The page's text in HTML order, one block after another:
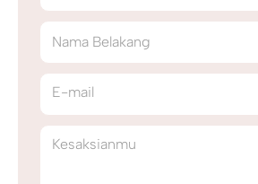
Nama Belakang
E-mail
Kesaksianmu